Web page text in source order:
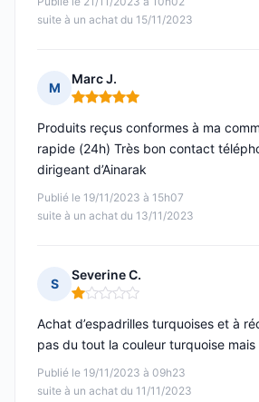
suite à un achat du 15/11/2023
M
Marc J.
Note : 5 sur 5
Publié le 19/11/2023 à 15h07
suite à un achat du 13/11/2023
Produits reçus conformes à ma
rapide (24h) Très bon contact
dirigeant d’Ainarak
S
Severine C.
Note : 1 sur 5
Publié le 19/11/2023 à 09h23
suite à un achat du 11/11/2023
Achat d’espadrilles turquoises et à
pas du tout la couleur turquoise